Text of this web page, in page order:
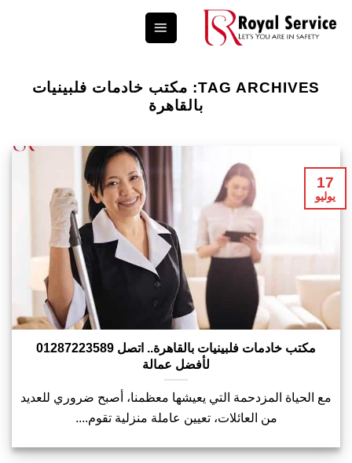
TAG ARCHIVES:
مكتب خادمات فلبينيات
بالقاهرة
مكتب خادمات فلبينيات بالقاهرة.. اتصل 01287223589
لأفضل عمالة
مع الحياة المزدحمة التي يعيشها معظمنا، أصبح ضروري للعديد
من العائلات، تعيين عاملة منزلية تقوم....
17
يوليو